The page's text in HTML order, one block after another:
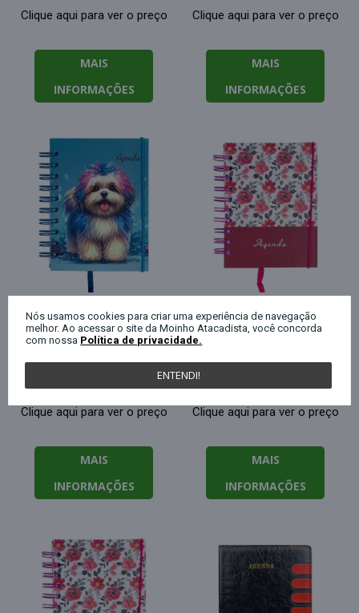
Clique aqui para ver o preço
MAIS
INFORMAÇÕES
Clique aqui para ver o preço
MAIS
INFORMAÇÕES
Agenda permanente
capa dura espiral dogs
pequeno 160 folhas
Clique aqui para ver o preço
MAIS
INFORMAÇÕES
Agenda permanente
flores 160 folhas
Clique aqui para ver o preço
MAIS
INFORMAÇÕES
Nós usamos cookies para criar uma experiência de navegação
melhor. Ao acessar o site da Moinho Atacadista, você concorda
com nossa Política de privacidade.
ENTENDI!